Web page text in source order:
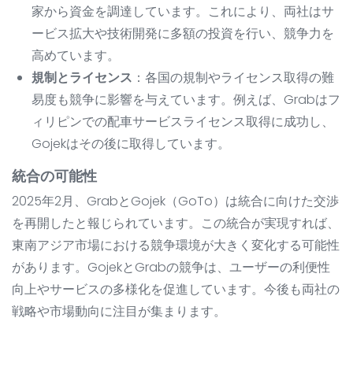
家から資金を調達しています。これにより、両社はサ
ービス拡大や技術開発に多額の投資を行い、競争力を
高めています。
規制とライセンス ：各国の規制やライセンス取得の難
易度も競争に影響を与えています。例えば、Grabはフ
ィリピンでの配車サービスライセンス取得に成功し、
Gojekはその後に取得しています。
統合の可能性
2025年2月、GrabとGojek（GoTo）は統合に向けた交渉
を再開したと報じられています。この統合が実現すれば、
東南アジア市場における競争環境が大きく変化する可能性
があります。GojekとGrabの競争は、ユーザーの利便性
向上やサービスの多様化を促進しています。今後も両社の
戦略や市場動向に注目が集まります。